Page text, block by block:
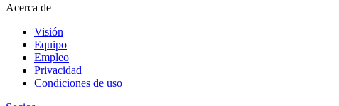
Acerca de
Visión
Equipo
Empleo
Privacidad
Condiciones de uso